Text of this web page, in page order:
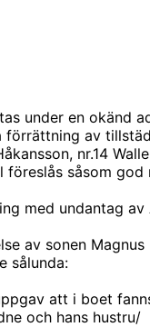
under en okänd
förrättning av
nr.14
föreslås såsom god
med undantag av
av sonen Magnus
sålunda:
att i boet
och hans hustru/